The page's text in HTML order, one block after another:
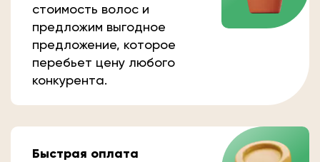
стоимость волос и
предложим выгодное
предложение, которое
перебьет цену любого
конкурента.
Быстрая оплата